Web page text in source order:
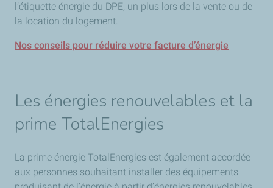
l’étiquette énergie du DPE, un plus lors de la vente ou de
la location du logement.
Nos conseils pour réduire votre facture d’énergie
Les énergies renouvelables et la
prime TotalEnergies
La prime énergie TotalEnergies est également accordée
aux personnes souhaitant installer des équipements